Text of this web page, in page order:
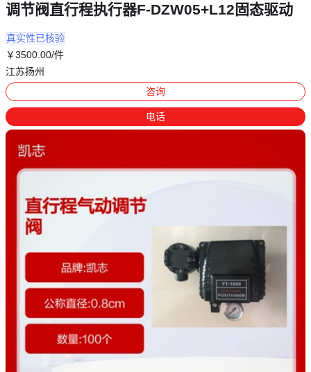
调节阀直行程执行器F-DZW05+L12固态驱动
真实性已核验
￥3500 .00/件
江苏扬州
咨询
电话